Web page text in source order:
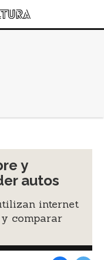
y
autos
internet
comparar